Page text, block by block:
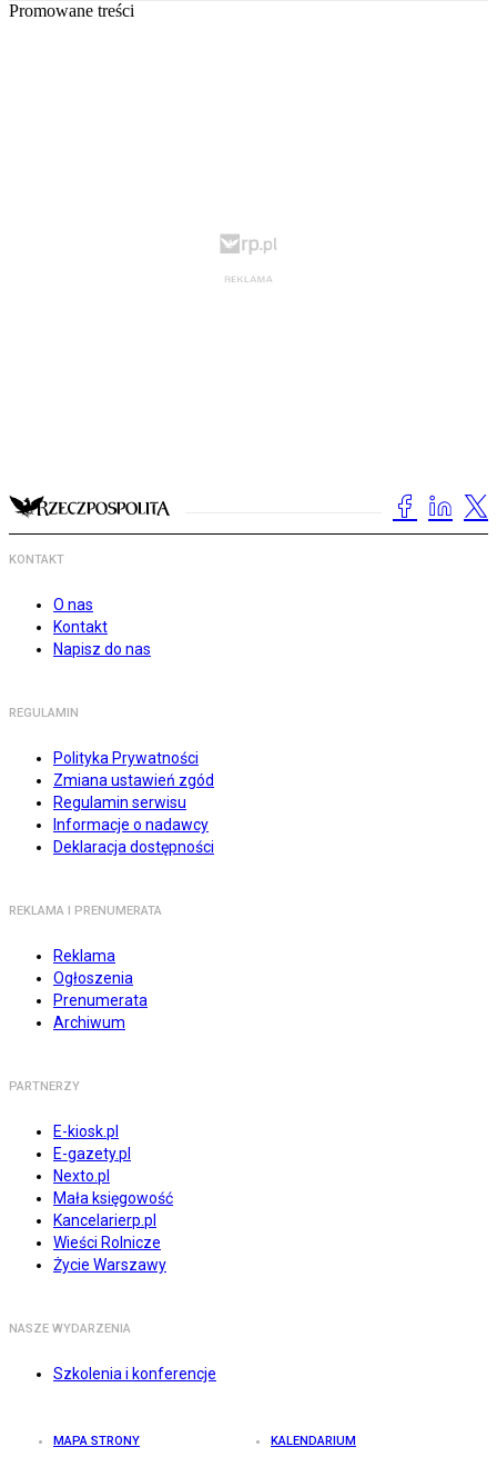
Promowane treści
KONTAKT
O nas
Kontakt
Napisz do nas
REGULAMIN
Polityka Prywatności
Zmiana ustawień zgód
Regulamin serwisu
Informacje o nadawcy
Deklaracja dostępności
REKLAMA I PRENUMERATA
Reklama
Ogłoszenia
Prenumerata
Archiwum
PARTNERZY
E-kiosk.pl
E-gazety.pl
Nexto.pl
Mała księgowość
Kancelarierp.pl
Wieści Rolnicze
Życie Warszawy
NASZE WYDARZENIA
Szkolenia i konferencje
MAPA STRONY KALENDARIUM